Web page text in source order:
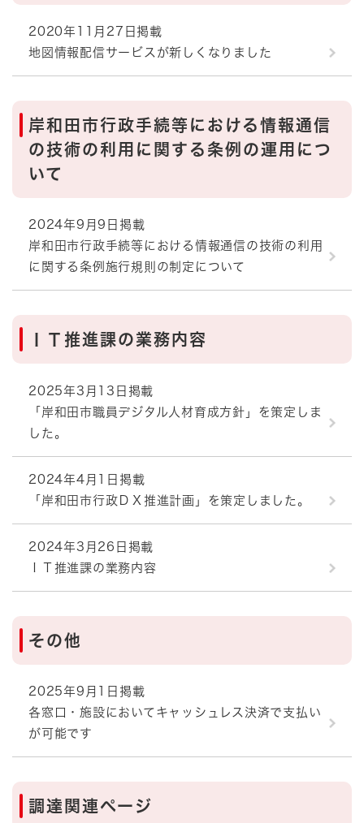
2020年11月27日掲載
地図情報配信サービスが新しくなりました
岸和田市行政手続等における情報通信
の技術の利用に関する条例の運用につ
いて
2024年9月9日掲載
岸和田市行政手続等における情報通信の技術の利用
に関する条例施行規則の制定について
ＩＴ推進課の業務内容
2025年3月13日掲載
「岸和田市職員デジタル人材育成方針」を策定しま
した。
2024年4月1日掲載
「岸和田市行政ＤＸ推進計画」を策定しました。
2024年3月26日掲載
ＩＴ推進課の業務内容
その他
2025年9月1日掲載
各窓口・施設においてキャッシュレス決済で支払い
が可能です
調達関連ページ